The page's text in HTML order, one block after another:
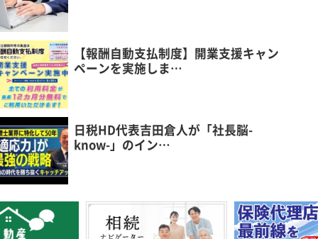
【報酬自動支払制度】開業支援キャン
ペーンを実施しま…
日税HD代表吉田倉人が「社長脳-
know-」のイン…